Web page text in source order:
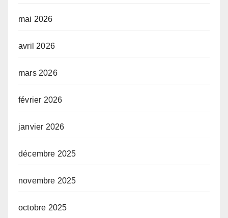
mai 2026
avril 2026
mars 2026
février 2026
janvier 2026
décembre 2025
novembre 2025
octobre 2025